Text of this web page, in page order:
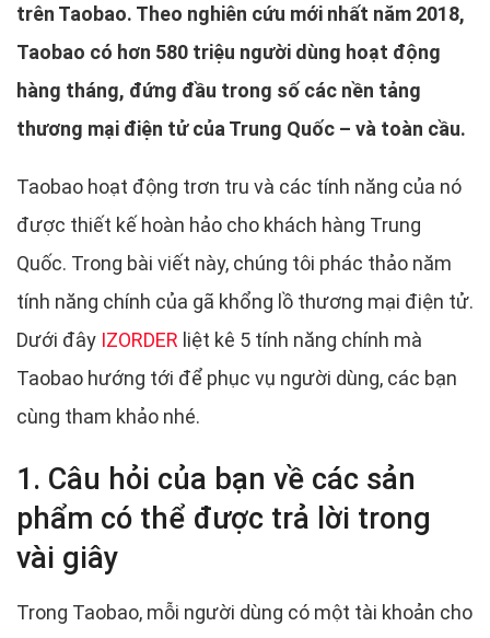
trên Taobao. Theo nghiên cứu mới nhất năm 2018,
Taobao có hơn 580 triệu người dùng hoạt động
hàng tháng, đứng đầu trong số các nền tảng
thương mại điện tử của Trung Quốc – và toàn cầu.
Taobao hoạt động trơn tru và các tính năng của nó
được thiết kế hoàn hảo cho khách hàng Trung
Quốc. Trong bài viết này, chúng tôi phác thảo năm
tính năng chính của gã khổng lồ thương mại điện tử.
Dưới đây IZORDER liệt kê 5 tính năng chính mà
Taobao hướng tới để phục vụ người dùng, các bạn
cùng tham khảo nhé.
1. Câu hỏi của bạn về các sản
phẩm có thể được trả lời trong
vài giây
Trong Taobao, mỗi người dùng có một tài khoản cho